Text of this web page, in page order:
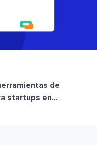
de
startups en...